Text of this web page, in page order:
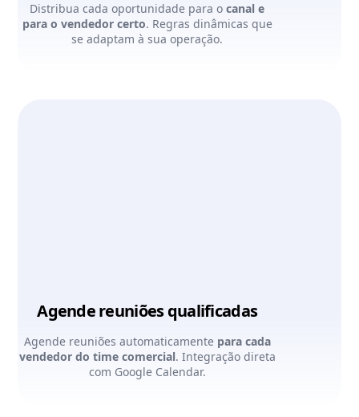
Distribua cada oportunidade para ocanal e
para o vendedor certo. Regras dinâmicas que
se adaptam à sua operação.
Agende reuniões qualificadas
Agende reuniões automaticamente para cada
vendedor do time comercial. Integração direta
com Google Calendar.